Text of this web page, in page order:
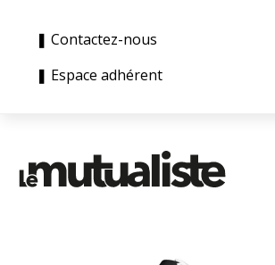
❚ Contactez-nous
❚ Espace adhérent